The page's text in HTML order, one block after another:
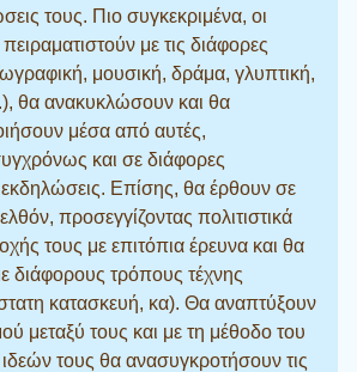
τους. Πιο συγκεκριμένα, οι
με τις διάφορες
μουσική, δράμα, γλυπτική,
θα ανακυκλώσουν και θα
μέσα από αυτές,
και σε διάφορες
εκδηλώσεις. Επίσης, θα έρθουν σε
προσεγγίζοντας πολιτιστικά
τους με επιτόπια έρευνα και θα
διάφορους τρόπους τέχνης
κατασκευή, κα). Θα αναπτύξουν
μεταξύ τους και με τη μέθοδο του
τους θα ανασυγκροτήσουν τις